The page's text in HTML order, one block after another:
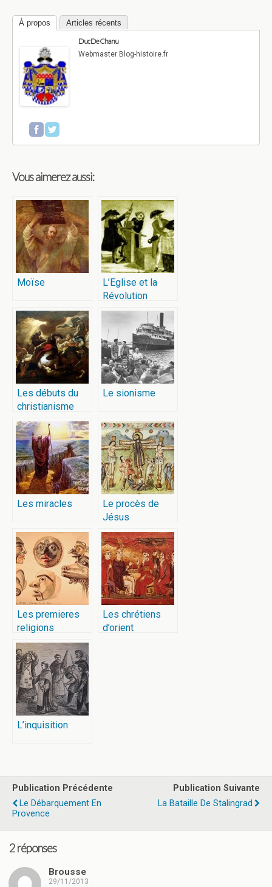
À propos
Articles récents
Duc De Chanu
Webmaster Blog-histoire.fr
Vous aimerez aussi:
Moïse
L’Eglise et la
Révolution
Les débuts du
christianisme
Le sionisme
Les miracles
Le procès de
Jésus
Les premieres
religions
Les chrétiens
d’orient
L’inquisition
Publication Précédente
Le Débarquement En
Provence
Publication Suivante
La Bataille De Stalingrad
2 réponses
Brousse
29/11/2013